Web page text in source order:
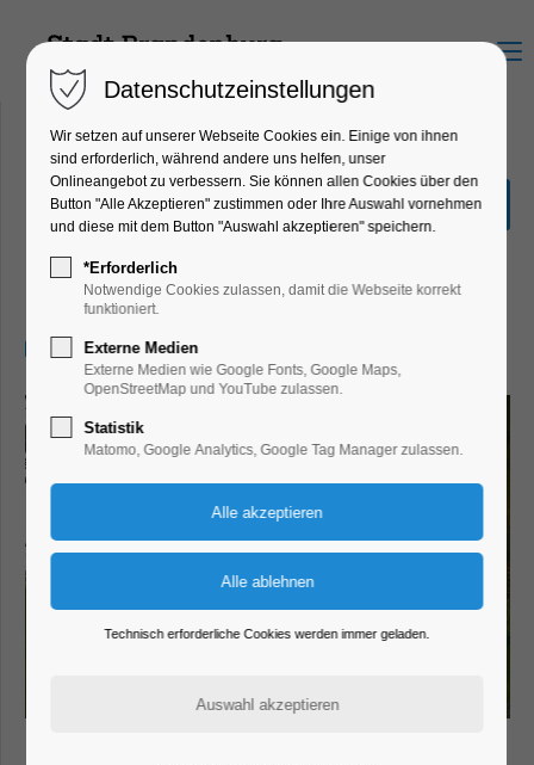
Menu
Sonderausstellung "Hin &
Weg"
Ausstellung, Kinder, Jugend, Kunst,
Mitmach-Aktion
11.01.2026, 13:00–17:00
Datenschutzeinstellungen
Wir setzen auf unserer Webseite Cookies ein. Einige von ihnen
sind erforderlich, während andere uns helfen, unser
Onlineangebot zu verbessern. Sie können allen Cookies über den
Button "Alle Akzeptieren" zustimmen oder Ihre Auswahl vornehmen
und diese mit dem Button "Auswahl akzeptieren" speichern.
*Erforderlich
Notwendige Cookies zulassen, damit die Webseite korrekt
funktioniert.
Externe Medien
Externe Medien wie Google Fonts, Google Maps,
OpenStreetMap und YouTube zulassen.
Statistik
Matomo, Google Analytics, Google Tag Manager zulassen.
Technisch erforderliche Cookies werden immer geladen.